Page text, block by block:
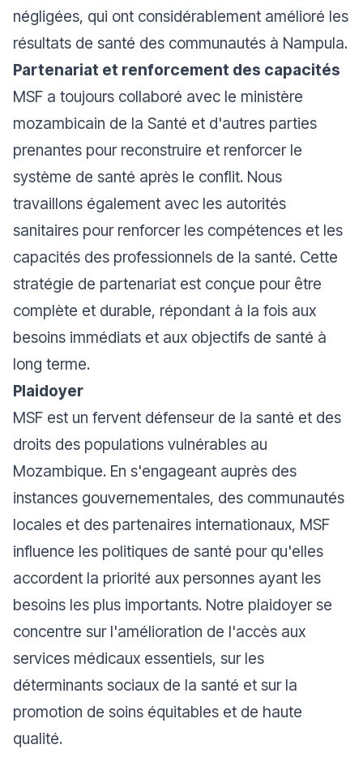
négligées, qui ont considérablement amélioré les
résultats de santé des communautés à Nampula.
Partenariat et renforcement des capacités
MSF a toujours collaboré avec le ministère
mozambicain de la Santé et d'autres parties
prenantes pour reconstruire et renforcer le
système de santé après le conflit. Nous
travaillons également avec les autorités
sanitaires pour renforcer les compétences et les
capacités des professionnels de la santé. Cette
stratégie de partenariat est conçue pour être
complète et durable, répondant à la fois aux
besoins immédiats et aux objectifs de santé à
long terme.
Plaidoyer
MSF est un fervent défenseur de la santé et des
droits des populations vulnérables au
Mozambique. En s'engageant auprès des
instances gouvernementales, des communautés
locales et des partenaires internationaux, MSF
influence les politiques de santé pour qu'elles
accordent la priorité aux personnes ayant les
besoins les plus importants. Notre plaidoyer se
concentre sur l'amélioration de l'accès aux
services médicaux essentiels, sur les
déterminants sociaux de la santé et sur la
promotion de soins équitables et de haute
qualité.